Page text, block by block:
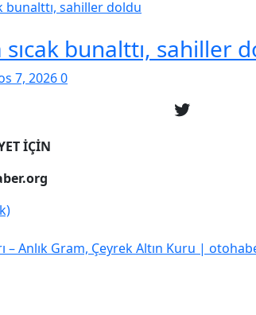
sıcak bunalttı, sahiller
7, 20260
İÇİN
– Anlık Gram, Çeyrek Altın Kuru |